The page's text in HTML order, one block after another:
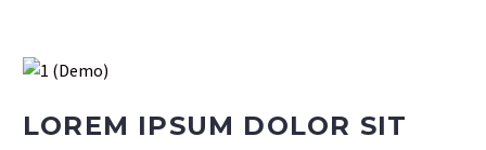
LOREM IPSUM DOLOR SIT